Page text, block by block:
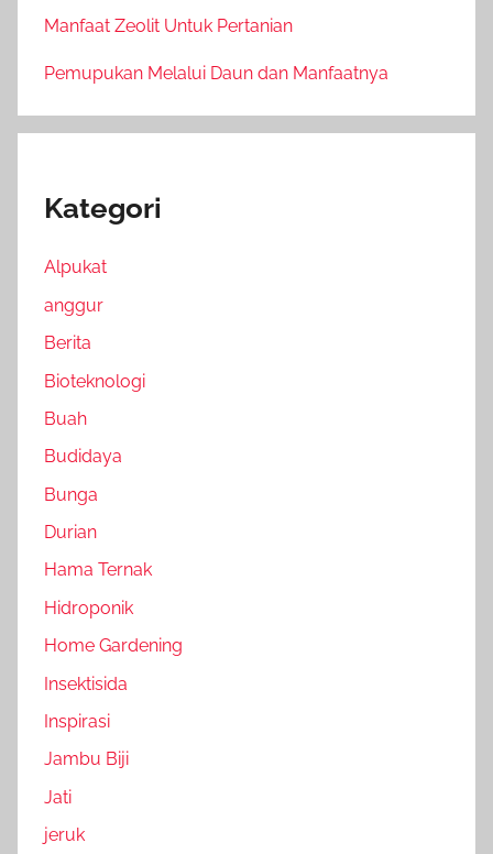
Manfaat Zeolit Untuk Pertanian
Pemupukan Melalui Daun dan Manfaatnya
Kategori
Alpukat
anggur
Berita
Bioteknologi
Buah
Budidaya
Bunga
Durian
Hama Ternak
Hidroponik
Home Gardening
Insektisida
Inspirasi
Jambu Biji
Jati
jeruk